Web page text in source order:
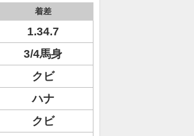
着差
1.34.7
3/4馬身
クビ
ハナ
クビ